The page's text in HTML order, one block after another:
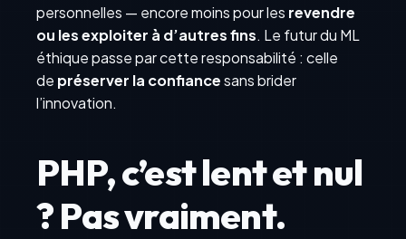
personnelles — encore moins pour les revendre
ou les exploiter à d’autres fins. Le futur du ML
éthique passe par cette responsabilité : celle
de préserver la confiancesans brider
l’innovation.
PHP, c’est lent et nul
? Pas vraiment.